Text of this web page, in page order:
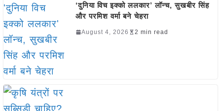
‘दुनिया विच इक्को ललकार’ लॉन्च, सुखबीर सिंह
और परमिश वर्मा बने चेहरा
August 4, 2026 2 min read